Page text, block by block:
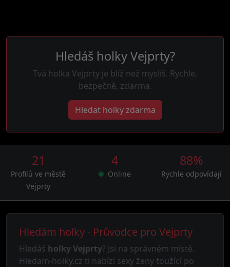
Hledáš holky Vejprty?
Tvá holka Vejprty je blíž než myslíš. Rychle,
bezpečně, zdarma.
Hledat holky zdarma
21
Profilů ve městě
Vejprty
4
Online
88%
Rychle odpovídají
Hledám holky - Průvodce pro Vejprty
Hledáš holky Vejprty? Jsi na správném místě.
Hledam-holky.cz ti nabízí sexy ženy toužící po